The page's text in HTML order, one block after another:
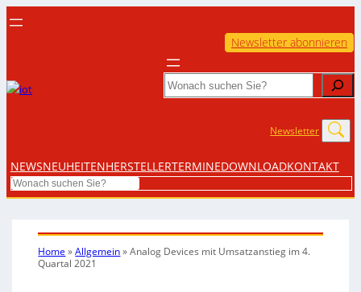
Newsletter abonnieren
Search
Newsletter
NEWSNEUHEITENHERSTELLERTERMINEDOWNLOADKONTAKT
Search
Home »Allgemein»Analog Devices mit Umsatzanstieg im 4.
Quartal 2021